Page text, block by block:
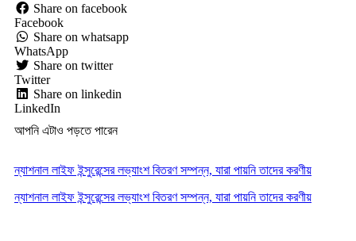
Share on facebook
Facebook
Share on whatsapp
WhatsApp
Share on twitter
Twitter
Share on linkedin
LinkedIn
আপনি এটাও পড়তে পারেন
ন্যাশনাল লাইফ ইন্সুরেন্সের লভ্যাংশ বিতরণ সম্পন্ন, যারা পায়নি তাদের করণীয়
ন্যাশনাল লাইফ ইন্সুরেন্সের লভ্যাংশ বিতরণ সম্পন্ন, যারা পায়নি তাদের করণীয়